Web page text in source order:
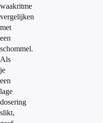
waakritme
vergelijken
met
een
schommel.
Als
je
een
lage
dosering
slikt,